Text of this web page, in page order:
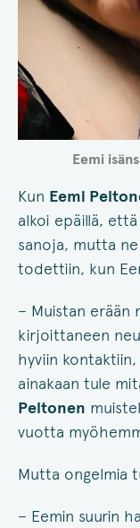
Eemi
Kun Eemi
alkoi epäillä,
sanoja, mutta
todettiin, kun
– Muistan erään
kirjoittaneen
hyviin
ainakaan tule
Peltonen
vuotta
Mutta ongelmia
– Eemin suurin